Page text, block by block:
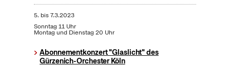
5. bis7.3.2023
Sonntag 11 Uhr
Montag und Dienstag 20 Uhr
Abonnementkonzert "Glaslicht" des
Gürzenich-Orchester Köln